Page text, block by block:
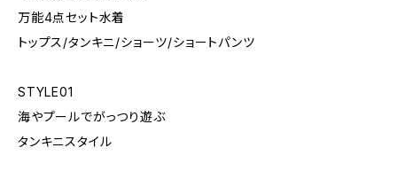
万能4点セット水着
トップス/タンキニ/ショーツ/ショートパンツ
STYLE01
海やプールでがっつり遊ぶ
タンキニスタイル